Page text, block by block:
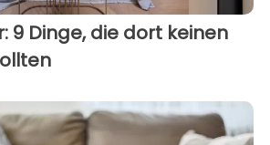
9 Dinge, die dort keinen